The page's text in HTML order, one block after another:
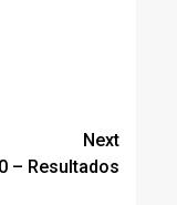
Next
– Resultados